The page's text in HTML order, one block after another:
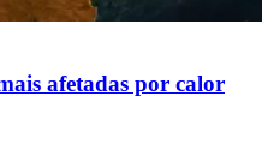
afetadas por calor